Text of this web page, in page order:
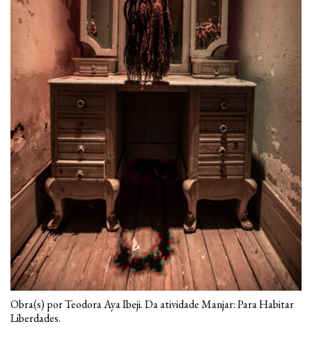
Obra(s) por Teodora Aya Ibeji. Da atividade Manjar: Para Habitar
Liberdades.